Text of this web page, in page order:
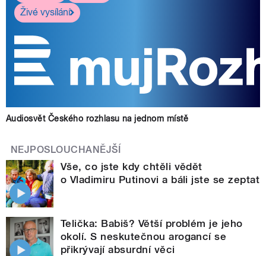
Živé vysílání
Audiosvět Českého rozhlasu na jednom místě
NEJPOSLOUCHANĚJŠÍ
Vše, co jste kdy chtěli vědět
o Vladimiru Putinovi a báli jste se zeptat
Telička: Babiš? Větší problém je jeho
okolí. S neskutečnou arogancí se
přikrývají absurdní věci